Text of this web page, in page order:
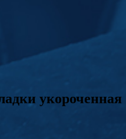
укороченная